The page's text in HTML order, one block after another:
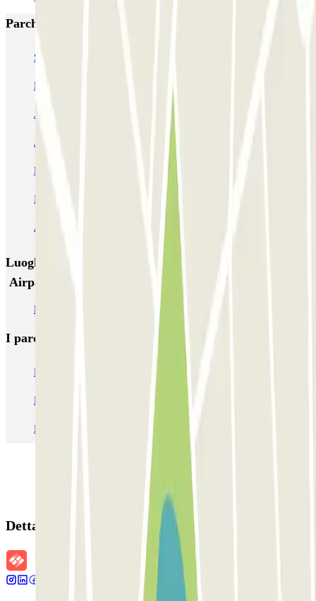
Parcheggi più popolari a Lisbona
SABA Estádio Universitário de Lisboa
Liberdade
JETPARK Aeroporto Lisboa - coberto
JETPARK Aeroporto Lisboa - descoberto
EASYPARKING Aeroporto Lisboa - P&R - coberto
Inspira Santa Marta SABA Praça do Município
Airpark - Valet - Aeroporto Lisboa - indoor
Luoghi ed eventi che potrebbero interessarti vicino a
Airpark - Valet - Aeroporto Lisboa - descoberto
Parcheggi all’Aeroporto di Lisbona Humberto Delgado (LIS)
I parcheggi
Parcheggio Venezia Parcheggio Piazzale Roma Venezia
Parcheggio Roma Parcheggio Milano
Parcheggio Malpensa Terminal 1
Dettagli della prenotazione